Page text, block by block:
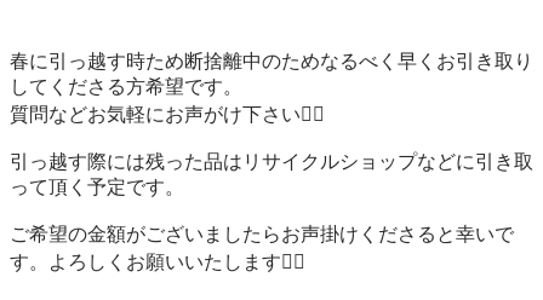
春に引っ越す時ため断捨離中のためなるべく早くお引き取り
してくださる方希望です。
質問などお気軽にお声がけ下さい🙇‍♀️
引っ越す際には残った品はリサイクルショップなどに引き取
って頂く予定です。
ご希望の金額がございましたらお声掛けくださると幸いで
す。よろしくお願いいたします🙇‍♀️